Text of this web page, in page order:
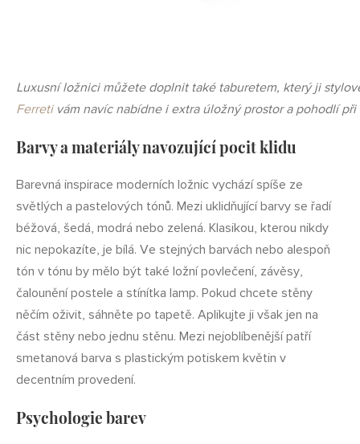
Luxusní ložnici můžete doplnit také taburetem, který ji
Ferretivám navíc nabídne i extra úložný prostor a pohodlí při
Barvy a materiály navozující pocit klidu
Barevná inspirace moderních ložnic vychází spíše ze
světlých a pastelových tónů. Mezi uklidňující barvy se řadí
béžová, šedá, modrá nebo zelená. Klasikou, kterou nikdy
nic nepokazíte, je bílá. Ve stejných barvách nebo alespoň
tón v tónu by mělo být také ložní povlečení, závěsy,
čalounění postele a stínítka lamp. Pokud chcete stěny
něčím oživit, sáhněte po tapetě. Aplikujte ji však jen na
část stěny nebo jednu stěnu. Mezi nejoblíbenější patří
smetanová barva s plastickým potiskem květin v
decentním provedení.
Psychologie barev